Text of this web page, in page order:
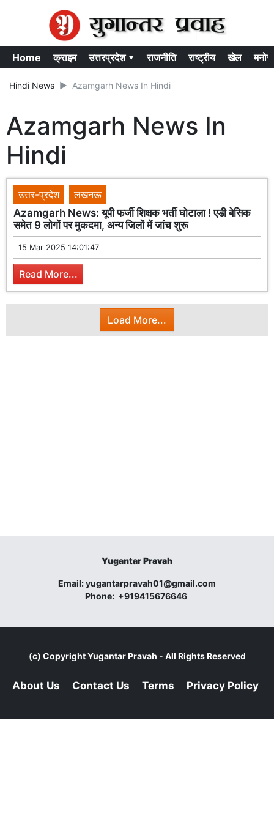
Home क्राइम उत्तरप्रदेश ▾ राजनीति राष्ट्रीय खेल
Hindi News Azamgarh News In Hindi
Azamgarh News In
Hindi
उत्तर-प्रदेश
लखनऊ
Azamgarh News: यूपी फर्जी शिक्षक भर्ती घोटाला ! एडी बेसिक
समेत 9 लोगों पर मुकदमा, अन्य जिलों में जांच शुरू
15 Mar 2025 14:01:47
Read More...
Load More...
Yugantar Pravah
Email:yugantarpravah01@gmail.com
Phone: +919415676646
(c) CopyrightYugantar Pravah - All Rights Reserved
About Us Contact Us Terms Privacy Policy